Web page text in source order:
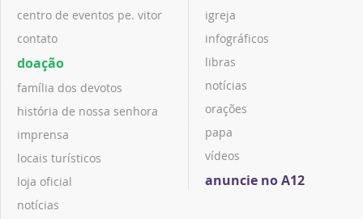
centro de eventos pe. vitor
contato
doação
família dos devotos
história de nossa senhora
imprensa
locais turísticos
loja oficial
notícias
igreja
infográficos
libras
notícias
orações
papa
vídeos
anuncie no A12